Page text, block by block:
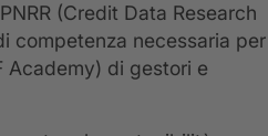
(Credit Data Research
competenza necessaria per
Academy) di gestori e